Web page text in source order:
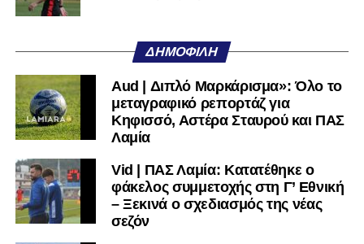
Ακολουθήστε το
υπόλοιπο κόσμο. Ακολουθήστε το lamiara.gr στο
Twitterκαι στοInstagram
μαθαίνετε σε χρόνο dt όλα τα νέα.
ΔΗΜΟΦΙΛΉ
Aud | Διπλό Μαρκάρισμα»: Όλο το
μεταγραφικό ρεπορτάζ για
Κηφισσό, Αστέρα Σταυρού και ΠΑΣ
Λαμία
Vid | ΠΑΣ Λαμία: Κατατέθηκε ο
φάκελος συμμετοχής στη Γ’ Εθνική
– Ξεκινά ο σχεδιασμός της νέας
σεζόν